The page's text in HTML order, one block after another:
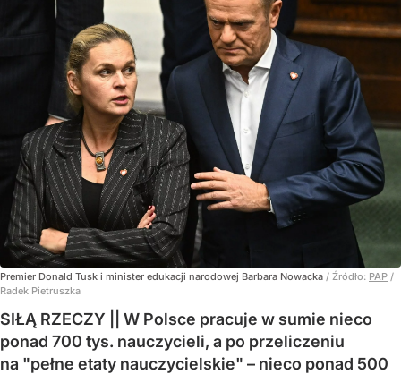
Premier Donald Tusk i minister edukacji narodowej Barbara Nowacka / Źródło: PAP /
Radek Pietruszka
SIŁĄ RZECZY || W Polsce pracuje w sumie nieco
ponad 700 tys. nauczycieli, a po przeliczeniu
na "pełne etaty nauczycielskie" – nieco ponad 500